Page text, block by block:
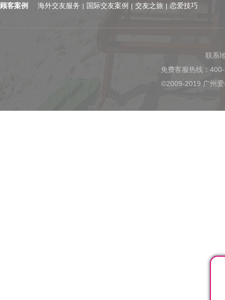
顾客案例
海外交友服务 国际交友案例 交友之旅 恋爱技巧
联系
免费客服热线：400-
©2009-2019 广州